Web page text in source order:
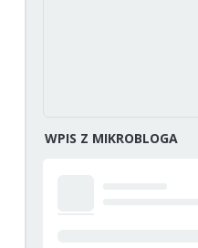
WPIS Z MIKROBLOGA